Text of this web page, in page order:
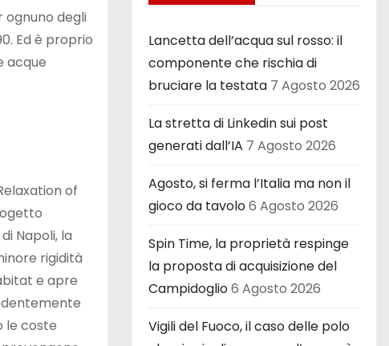
ognuno degli
Ed è proprio
acque
of
Napoli, la
rigidità
e apre
le coste
Lancetta dell’acqua sul rosso: il
componente che rischia di
bruciare la testata 7 Agosto 2026
La stretta di Linkedin sui post
generati dall’IA 7 Agosto 2026
Agosto, si ferma l’Italia ma non il
gioco da tavolo6 Agosto 2026
Spin Time, la proprietà respinge
la proposta di acquisizione del
Campidoglio6 Agosto 2026
Vigili del Fuoco, il caso delle polo